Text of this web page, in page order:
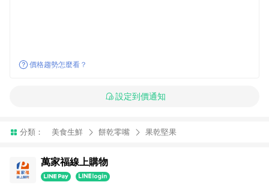
價格趨勢怎麼看？
設定到價通知
分類： 美食生鮮 餅乾零嘴 果乾堅果
萬家福線上購物